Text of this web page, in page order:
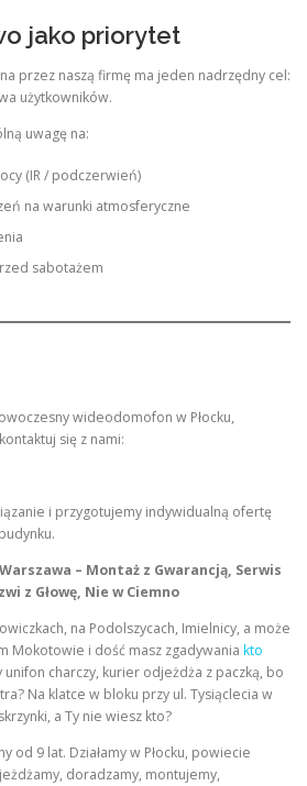
jako priorytet
przez naszą firmę ma jeden nadrzędny cel:
użytkowników.
uwagę na:
(IR / podczerwień)
na warunki atmosferyczne
sabotażem
wideodomofon w Płocku,
się z nami:
i przygotujemy indywidualną ofertę
– Montaż z Gwarancją, Serwis
z Głowę, Nie w Ciemno
na Podolszycach, Imielnicy, a może
Mokotowie i dość masz zgadywania kto
charczy, kurier odjeżdża z paczką, bo
Na klatce w bloku przy ul. Tysiąclecia w
a Ty nie wiesz kto?
9 lat. Działamy w Płocku, powiecie
doradzamy, montujemy,